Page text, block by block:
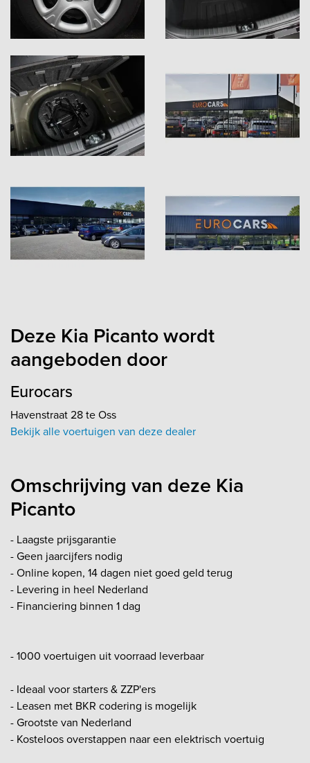
Deze Kia Picanto wordt
aangeboden door
Eurocars
Havenstraat 28 te Oss
Bekijk alle voertuigen van deze dealer
Omschrijving van deze Kia
Picanto
- Laagste prijsgarantie
- Geen jaarcijfers nodig
- Online kopen, 14 dagen niet goed geld terug
- Levering in heel Nederland
- Financiering binnen 1 dag
- 1000 voertuigen uit voorraad leverbaar
- Ideaal voor starters & ZZP'ers
- Leasen met BKR codering is mogelijk
- Grootste van Nederland
- Kosteloos overstappen naar een elektrisch voertuig